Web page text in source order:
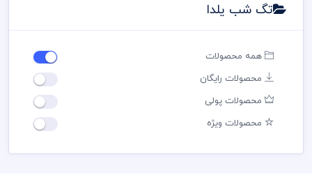
تگ شب یلدا
همه محصولات
محصولات رایگان
محصولات پولی
محصولات ویژه